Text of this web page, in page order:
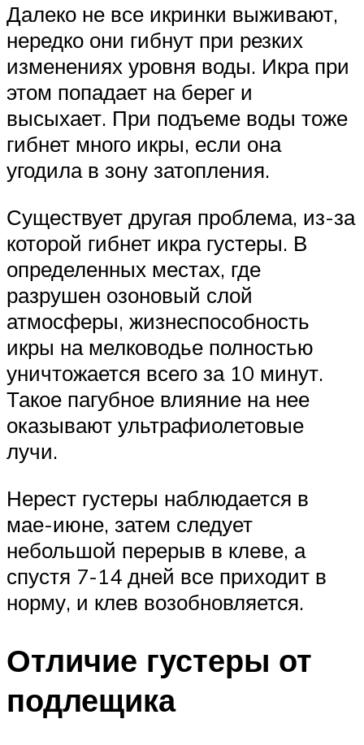
Далеко не все икринки выживают,
нередко они гибнут при резких
изменениях уровня воды. Икра при
этом попадает на берег и
высыхает. При подъеме воды тоже
гибнет много икры, если она
угодила в зону затопления.
Существует другая проблема, из-за
которой гибнет икра густеры. В
определенных местах, где
разрушен озоновый слой
атмосферы, жизнеспособность
икры на мелководье полностью
уничтожается всего за 10 минут.
Такое пагубное влияние на нее
оказывают ультрафиолетовые
лучи.
Нерест густеры наблюдается в
мае-июне, затем следует
небольшой перерыв в клеве, а
спустя 7-14 дней все приходит в
норму, и клев возобновляется.
Отличие густеры от
подлещика